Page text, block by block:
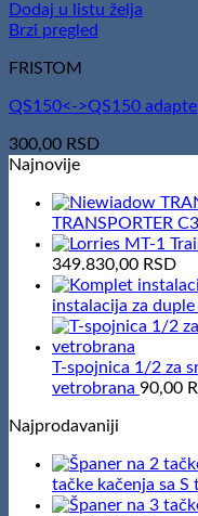
Dodaj u listu želja
Brzi pregled
FRISTOM
QS150<->QS150
300,00 RSD
Najnovije
TRANSPORTER
349.830,00 RSD
instalacija za
T-spojnica 1/2 za
vetrobrana 90,00
Najprodavaniji
tačke kačenja sa S